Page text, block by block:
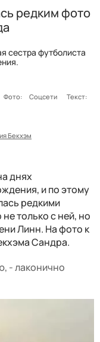
редким фото
сестра футболиста
Фото: Соцсети
Текст:
Бекхэм
днях
и по этому
редкими
только с ней, но
Линн. На фото к
Сандра.
- лаконично